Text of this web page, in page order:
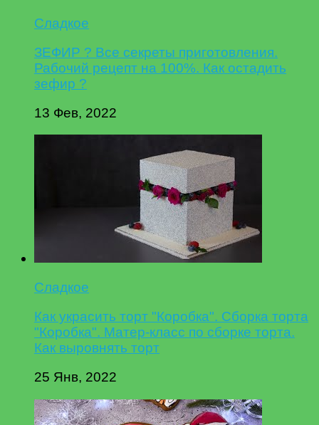
Сладкое
ЗЕФИР ? Все секреты приготовления.
Рабочий рецепт на 100%. Как остадить
зефир ?
13 Фев, 2022
Сладкое
Как украсить торт "Коробка". Сборка торта
"Коробка". Матер-класс по сборке торта.
Как выровнять торт
25 Янв, 2022